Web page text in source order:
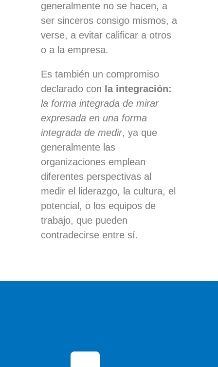
generalmente no se hacen, a
ser sinceros consigo mismos, a
verse, a evitar calificar a otros
o a la empresa.
Es también un compromiso
declarado con la integración:
la forma integrada de mirar
expresada en una forma
integrada de medir, ya que
generalmente las
organizaciones emplean
diferentes perspectivas al
medir el liderazgo, la cultura, el
potencial, o los equipos de
trabajo, que pueden
contradecirse entre sí.